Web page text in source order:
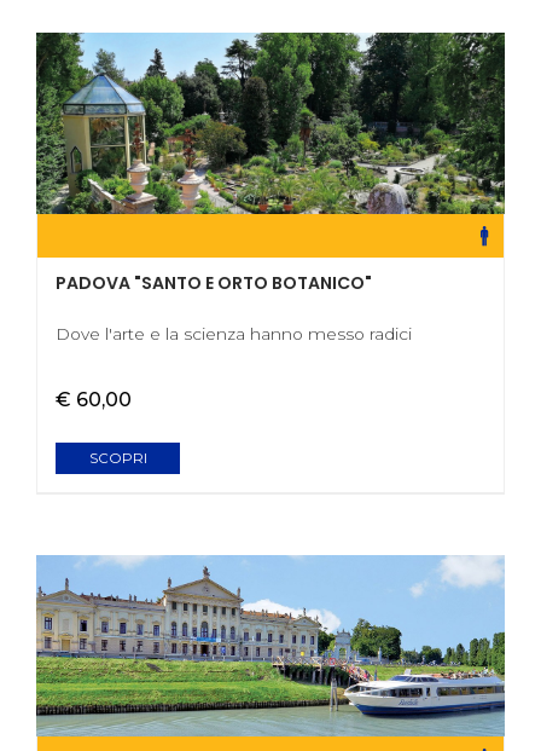
PADOVA "SANTO E ORTO BOTANICO"
Dove l'arte e la scienza hanno messo radici
€ 60,00
SCOPRI